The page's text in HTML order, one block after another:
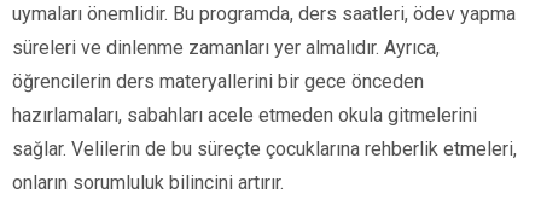
uymaları önemlidir. Bu programda, ders saatleri, ödev yapma
süreleri ve dinlenme zamanları yer almalıdır. Ayrıca,
öğrencilerin ders materyallerini bir gece önceden
hazırlamaları, sabahları acele etmeden okula gitmelerini
sağlar. Velilerin de bu süreçte çocuklarına rehberlik etmeleri,
onların sorumluluk bilincini artırır.